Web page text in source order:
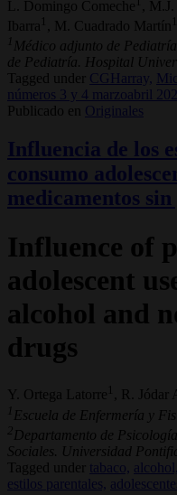
L. Domingo Comeche ,
Ibarra 1 , M. Cuadrado Martín 1
1 Médico adjunto de
de Pediatría. Hospital
Tagged under
CGHarray,
números 3 y 4 marzoabril
Publicado en
Originales
Influencia de los
consumo
medicamentos
Influence of
adolescent
alcohol and
drugs
Y. Ortega Latorre 1 , R. Jódar
1 Escuela de Enfermería y
2 Departamento de
Sociales. Universidad
Tagged under
tabaco, alcohol,
estilos parentales,